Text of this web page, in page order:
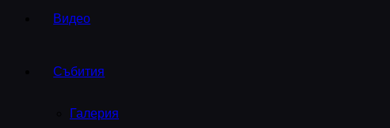
Видео
Събития
Галерия